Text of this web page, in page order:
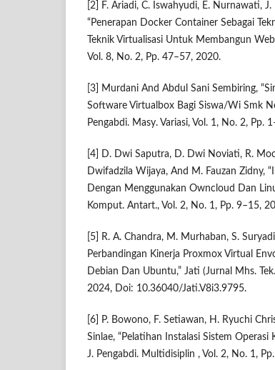
[2] F. Ariadi, C. Iswahyudi, E. Nurnawati,
“Penerapan Docker Container Sebagai
Teknik Virtualisasi Untuk Membangun
Vol. 8, No. 2, Pp. 47–57, 2020.
[3] Murdani And Abdul Sani Sembiring,
Software Virtualbox Bagi Siswa/Wi Smk
Pengabdi. Masy. Variasi, Vol. 1, No. 2, Pp.
[4] D. Dwi Saputra, D. Dwi Noviati, R.
Dwifadzila Wijaya, And M. Fauzan Zidny,
Dengan Menggunakan Owncloud Dan
Komput. Antart., Vol. 2, No. 1, Pp. 9–15,
[5] R. A. Chandra, M. Murhaban, S.
Perbandingan Kinerja Proxmox Virtual
Debian Dan Ubuntu,” Jati (Jurnal Mhs.
2024, Doi: 10.36040/Jati.V8i3.9795.
[6] P. Bowono, F. Setiawan, H. Ryuchi
Sinlae, “Pelatihan Instalasi Sistem
J. Pengabdi. Multidisiplin , Vol. 2, No. 1,